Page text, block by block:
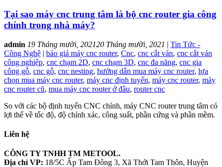
Tại sao máy cnc trung tâm là bộ cnc router gia công
chính trong nhà máy?
admin 19 Tháng mười, 202120 Tháng mười, 2021 | Tin Tức -
Công Nghệ | báo giá máy cnc router, Cnc, cnc cắt ván, cnc cắt ván
công nghiệp, cnc chạm 2D, cnc chạm 3D, cnc đa năng, cnc gia
công gỗ, cnc gỗ, cnc nesting, hướng dẫn mua máy cnc router, lựa
chọn mua máy cnc router, máy cnc định tuyến, máy cnc router, máy
cnc router cũ, mua máy cnc router ở đâu, router cnc
So với các bộ định tuyến CNC chính, máy CNC router trung tâm có
lợi thế về tốc độ, độ chính xác, công suất, phần cứng và phần mềm.
Liên hệ
CÔNG TY TNHH TM METOOL.
Địa chỉ VP: 18/5C Ấp Tam Đông 3, Xã Thới Tam Thôn, Huyện